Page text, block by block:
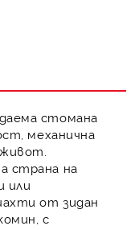
стомана
механична
страна на
или
от зидан
с